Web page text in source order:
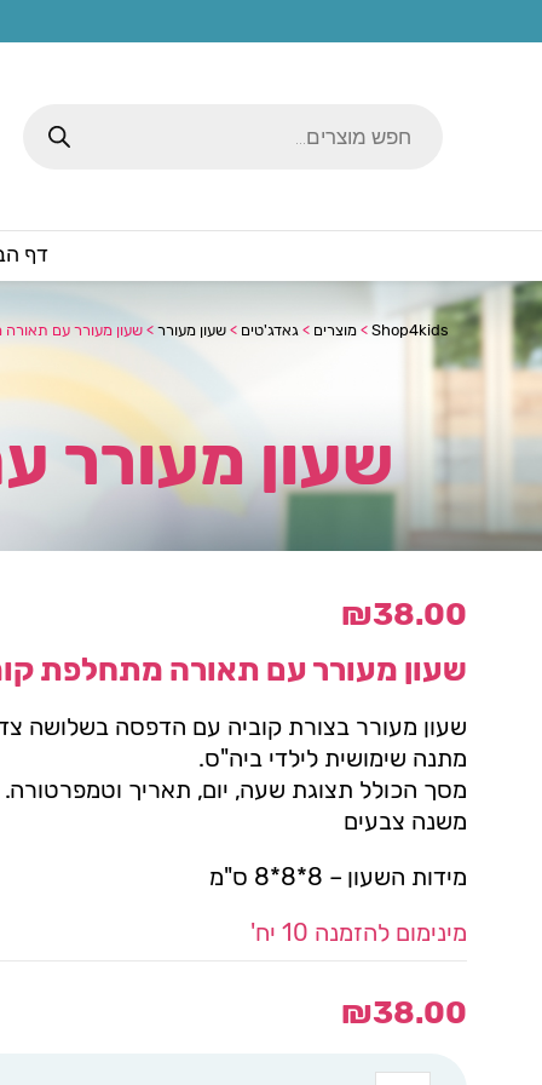
search
דף
Shop4kids
> מוצרים > גאדג'טים > שעון מעורר > שעון מעורר עם
שעון מעורר
₪38.00
שעון מעורר עם תאורה מתחלפת
שעון מעורר בצורת קוביה עם הדפסה בשלושה
מתנה שימושית לילדי ביה"ס.
משנה צבעים
מידות השעון – 8*8*8 ס"מ
מינימום להזמנה 10 יח'
₪38.00